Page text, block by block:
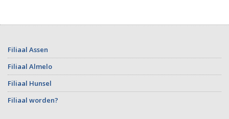
Filiaal Assen
Filiaal Almelo
Filiaal Hunsel
Filiaal worden?